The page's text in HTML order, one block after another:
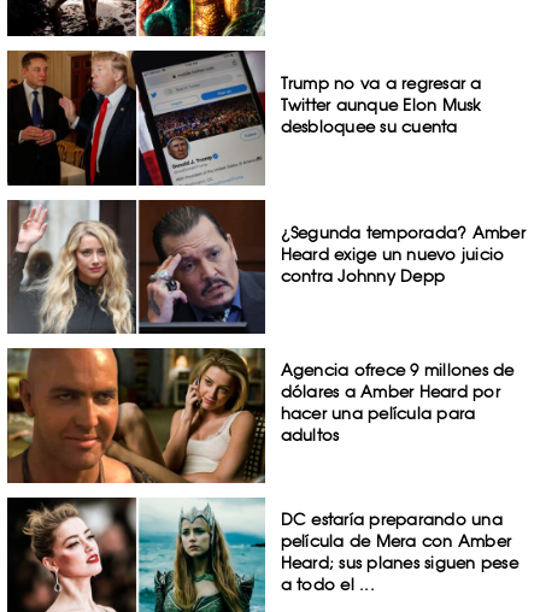
Trump no va a regresar a
Twitter aunque Elon Musk
desbloquee su cuenta
¿Segunda temporada? Amber
Heard exige un nuevo juicio
contra Johnny Depp
Agencia ofrece 9 millones de
dólares a Amber Heard por
hacer una película para
adultos
DC estaría preparando una
película de Mera con Amber
Heard; sus planes siguen pese
a todo el ...